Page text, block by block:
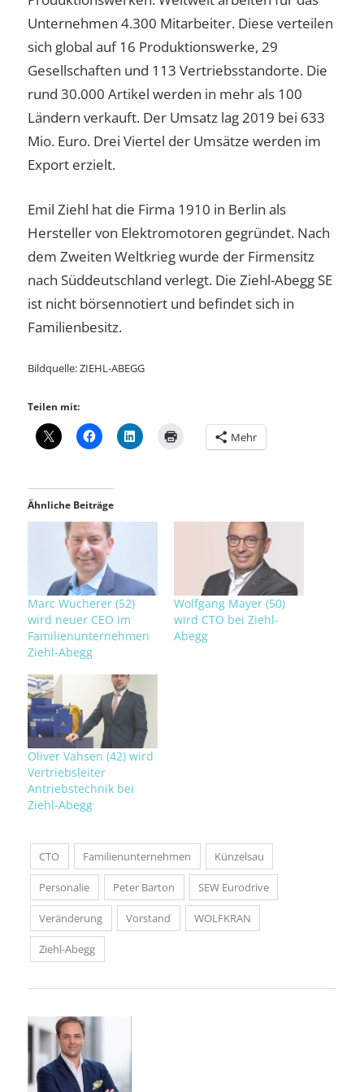
Unternehmen 4.300 Mitarbeiter. Diese verteilen
sich global auf 16 Produktionswerke, 29
Gesellschaften und 113 Vertriebsstandorte. Die
rund 30.000 Artikel werden in mehr als 100
Ländern verkauft. Der Umsatz lag 2019 bei 633
Mio. Euro. Drei Viertel der Umsätze werden im
Export erzielt.
Emil Ziehl hat die Firma 1910 in Berlin als
Hersteller von Elektromotoren gegründet. Nach
dem Zweiten Weltkrieg wurde der Firmensitz
nach Süddeutschland verlegt. Die Ziehl-Abegg SE
ist nicht börsennotiert und befindet sich in
Familienbesitz.
Bildquelle: ZIEHL-ABEGG
Teilen mit:
Mehr
Ähnliche Beiträge
Marc Wucherer (52)
wird neuer CEO im
Familienunternehmen
Ziehl-Abegg
Wolfgang Mayer (50)
wird CTO bei Ziehl-
Abegg
Oliver Vahsen (42) wird
Vertriebsleiter
Antriebstechnik bei
Ziehl-Abegg
CTO Familienunternehmen Künzelsau
Personalie Peter Barton SEW Eurodrive
Veränderung Vorstand WOLFKRAN
Ziehl-Abegg